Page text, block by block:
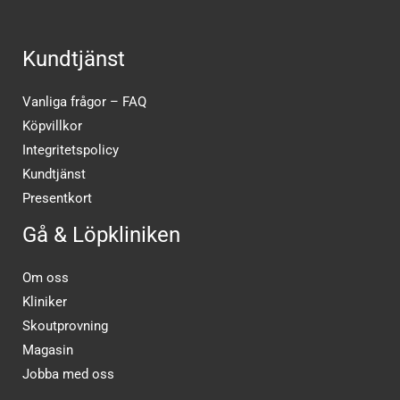
Kundtjänst
Vanliga frågor – FAQ
Köpvillkor
Integritetspolicy
Kundtjänst
Presentkort
Gå & Löpkliniken
Om oss
Kliniker
Skoutprovning
Magasin
Jobba med oss